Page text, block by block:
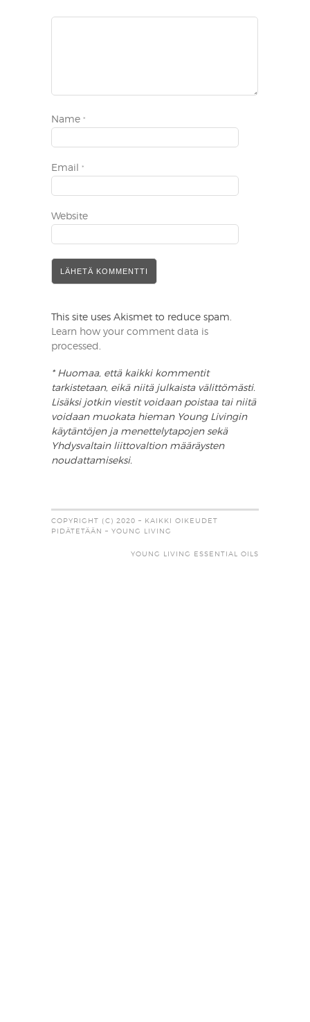
Name *
Email *
Website
This site uses Akismet to reduce spam.
Learn how your comment data is
processed .
* Huomaa, että kaikki kommentit
tarkistetaan, eikä niitä julkaista välittömästi.
Lisäksi jotkin viestit voidaan poistaa tai niitä
voidaan muokata hieman Young Livingin
käytäntöjen ja menettelytapojen sekä
Yhdysvaltain liittovaltion määräysten
noudattamiseksi.
COPYRIGHT (C) 2020 – KAIKKI OIKEUDET
PIDÄTETÄÄN – YOUNG LIVING
YOUNG LIVING ESSENTIAL OILS